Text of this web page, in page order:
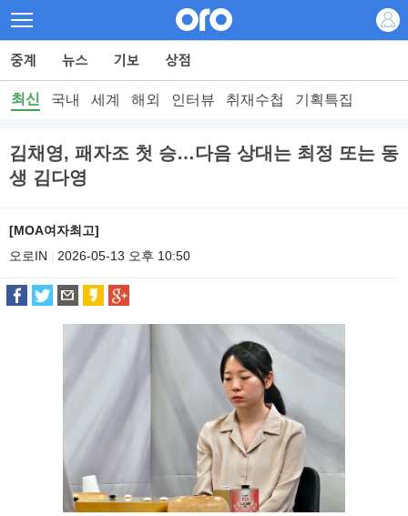
최신 국내 세계 해외 인터뷰 취재수첩 기획특집
김채영, 패자조 첫 승…다음 상대는 최정 또는 동
생 김다영
[MOA여자최고]
오로IN
2026-05-13 오후 10:50